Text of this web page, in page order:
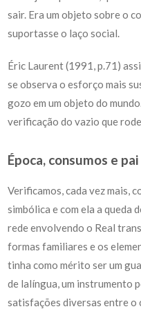
sair. Era um objeto sobre o
suportasse o laço social.
Éric Laurent (1991, p.71)
se observa o esforço mais
gozo em um objeto do
verificação do vazio que
Época, consumos e pai
Verificamos, cada vez mais,
simbólica e com ela a queda
rede envolvendo o Real
formas familiares e os
tinha como mérito ser um
de lalíngua, um instrumento
satisfações diversas entre o